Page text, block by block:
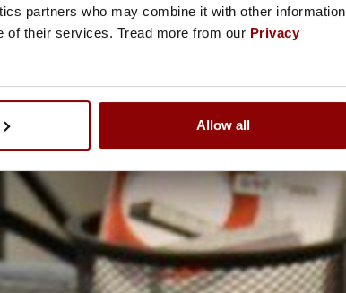
partners who may combine it with other information
of their services. Tread more from our Privacy
Allow all